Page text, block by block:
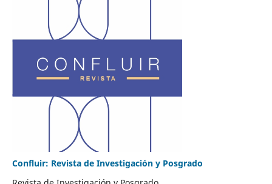
Confluir: Revista de Investigación y Posgrado